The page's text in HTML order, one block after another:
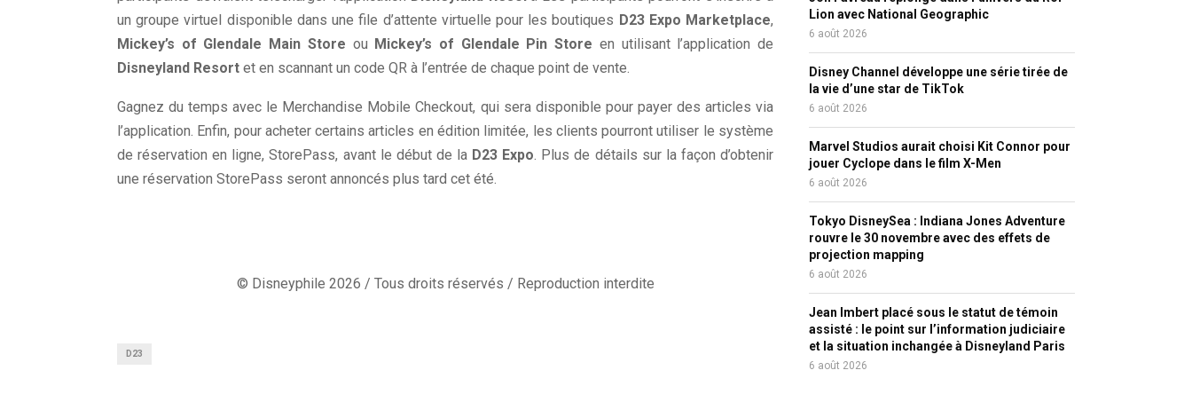
un groupe virtuel disponible dans une file d’attente virtuelle pour les boutiques D23 Expo Marketplace,
Mickey’s of Glendale Main Store ou Mickey’s of Glendale Pin Store en utilisant l’application de
Disneyland Resort et en scannant un code QR à l’entrée de chaque point de vente.
Gagnez du temps avec le Merchandise Mobile Checkout, qui sera disponible pour payer des articles via
l’application. Enfin, pour acheter certains articles en édition limitée, les clients pourront utiliser le système
de réservation en ligne, StorePass, avant le début de la D23 Expo. Plus de détails sur la façon d’obtenir
une réservation StorePass seront annoncés plus tard cet été.
© Disneyphile 2026 / Tous droits réservés / Reproduction interdite
D23
Lion avec National Geographic
6 août 2026
Disney Channel développe une série tirée de
la vie d’une star de TikTok
6 août 2026
Marvel Studios aurait choisi Kit Connor pour
jouer Cyclope dans le film X-Men
6 août 2026
Tokyo DisneySea : Indiana Jones Adventure
rouvre le 30 novembre avec des effets de
projection mapping
6 août 2026
Jean Imbert placé sous le statut de témoin
assisté : le point sur l’information judiciaire
et la situation inchangée à Disneyland Paris
6 août 2026